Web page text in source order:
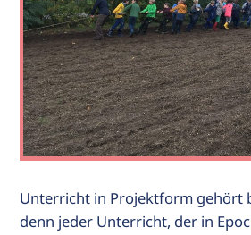
Unterricht in Projektform gehört
denn jeder Unterricht, der in